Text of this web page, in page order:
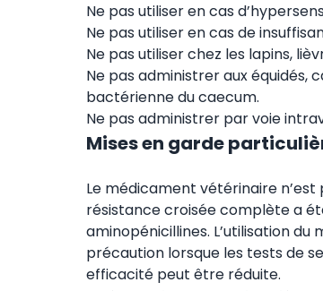
Ne pas utiliser en cas
Ne pas utiliser en cas de
Ne pas utiliser chez les lapins,
Ne pas administrer aux équidés,
bactérienne du caecum.
Ne pas administrer par voie
Mises en garde
Le médicament vétérinaire
résistance croisée complète a
aminopénicillines. L’utilisation
précaution lorsque les tests de
efficacité peut être réduite.